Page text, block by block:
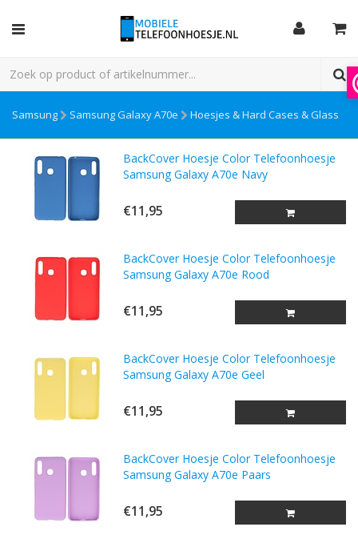
Samsung Samsung Galaxy A70e Hoesjes & Hard Cases & Glass
BackCover Hoesje Color Telefoonhoesje
Samsung Galaxy A70e Navy
€11,95
BackCover Hoesje Color Telefoonhoesje
Samsung Galaxy A70e Rood
€11,95
BackCover Hoesje Color Telefoonhoesje
Samsung Galaxy A70e Geel
€11,95
BackCover Hoesje Color Telefoonhoesje
Samsung Galaxy A70e Paars
€11,95